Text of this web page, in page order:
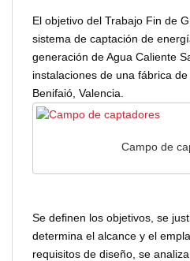
El objetivo del Trabajo Fin de
sistema de captación de
generación de Agua Caliente
instalaciones de una fábrica
Benifaió, Valencia.
Campo de
Se definen los objetivos, se
determina el alcance y el
requisitos de diseño, se